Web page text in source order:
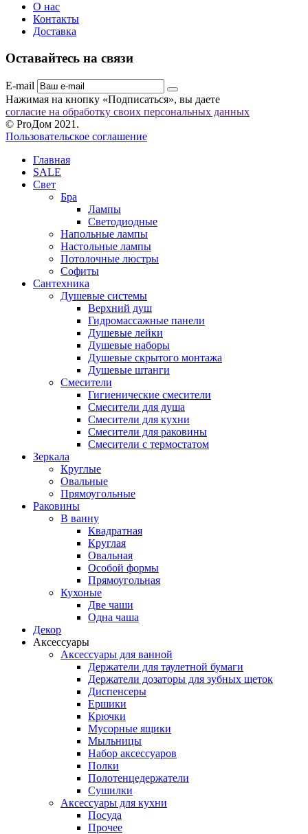
О нас
Контакты
Доставка
Оставайтесь на связи
E-mail
Нажимая на кнопку «Подписаться», вы даете
согласие на обработку своих персональных данных
© ProДом 2021.
Пользовательское соглашение
Главная
SALE
Свет
Бра
Лампы
Светодиодные
Напольные лампы
Настольные лампы
Потолочные люстры
Софиты
Сантехника
Душевые системы
Верхний душ
Гидромассажные панели
Душевые лейки
Душевые наборы
Душевые скрытого монтажа
Душевые штанги
Смесители
Гигиенические смесители
Смесители для душа
Смесители для кухни
Смесители для раковины
Смесители с термостатом
Зеркала
Круглые
Овальные
Прямоугольные
Раковины
В ванну
Квадратная
Круглая
Овальная
Особой формы
Прямоугольная
Кухоные
Две чаши
Одна чаша
Декор
Аксессуары
Аксессуары для ванной
Держатели для таулетной бумаги
Держатели дозаторы для зубных щеток
Диспенсеры
Ершики
Крючки
Мусорные ящики
Мыльницы
Набор аксессуаров
Полки
Полотенцедержатели
Сушилки
Аксессуары для кухни
Посуда
Прочее